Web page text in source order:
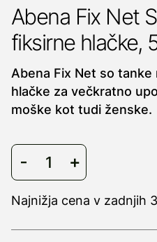
Abena Fix Net
fiksirne hlačke,
Abena Fix Net so
hlačke za večkratno
moške kot tudi ženske.
Najnižja cena v zadnjih